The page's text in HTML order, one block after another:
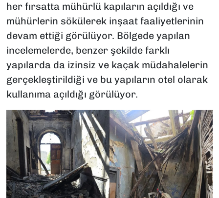
her fırsatta mühürlü kapıların açıldığı ve
mühürlerin sökülerek inşaat faaliyetlerinin
devam ettiği görülüyor. Bölgede yapılan
incelemelerde, benzer şekilde farklı
yapılarda da izinsiz ve kaçak müdahalelerin
gerçekleştirildiği ve bu yapıların otel olarak
kullanıma açıldığı görülüyor.